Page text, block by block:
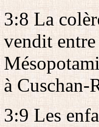
3:8 La
vendit
à Cuschan-
3:9 Les